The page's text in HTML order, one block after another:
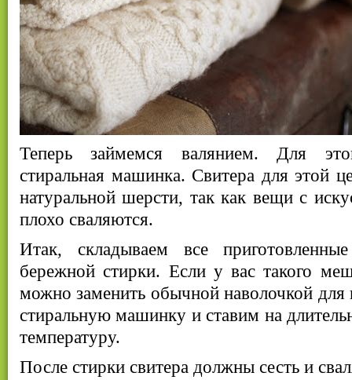
Теперь займемся валянием. Для
стиральная машинка. Свитера для этой
натуральной шерсти, так как вещи с
плохо сваляются.
Итак, складываем все
бережной стирки. Если у вас такого
можно заменить обычной наволочкой
стиральную машинку и ставим на
температуру.
После стирки свитера должны сесть и